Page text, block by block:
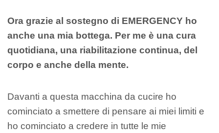
Ora grazie al sostegno di EMERGENCY ho
anche una mia bottega. Per me è una cura
quotidiana, una riabilitazione continua, del
corpo e anche della mente.
Davanti a questa macchina da cucire ho
cominciato a smettere di pensare ai miei limiti e
ho cominciato a credere in tutte le mie